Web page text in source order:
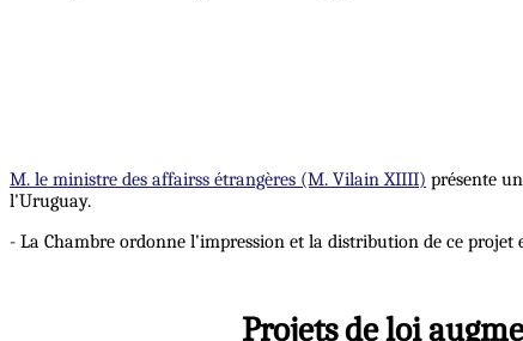
M. le ministre des affairss étrangères (M. Vilain XIIII) présente
l'Uruguay.
- La Chambre ordonne l'impression et la distribution de ce
Projets de loi